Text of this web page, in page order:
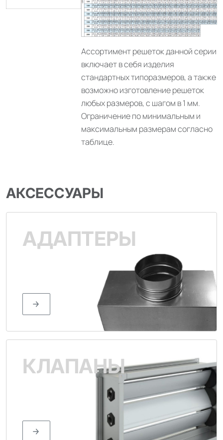
Ассортимент решеток данной серии
включает в себя изделия
стандартных типоразмеров, а также
возможно изготовление решеток
любых размеров, с шагом в 1 мм.
Ограничение по минимальным и
максимальным размерам согласно
таблице.
АКСЕССУАРЫ
АДАПТЕРЫ
КЛАПАНЫ